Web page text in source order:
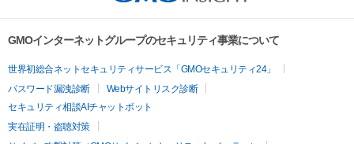
GMOインターネットグループのセキュリティ事業について
世界初総合ネットセキュリティサービス「GMOセキュリティ24」
パスワード漏洩診断
Webサイトリスク診断
セキュリティ相談AIチャットボット
実在証明・盗聴対策